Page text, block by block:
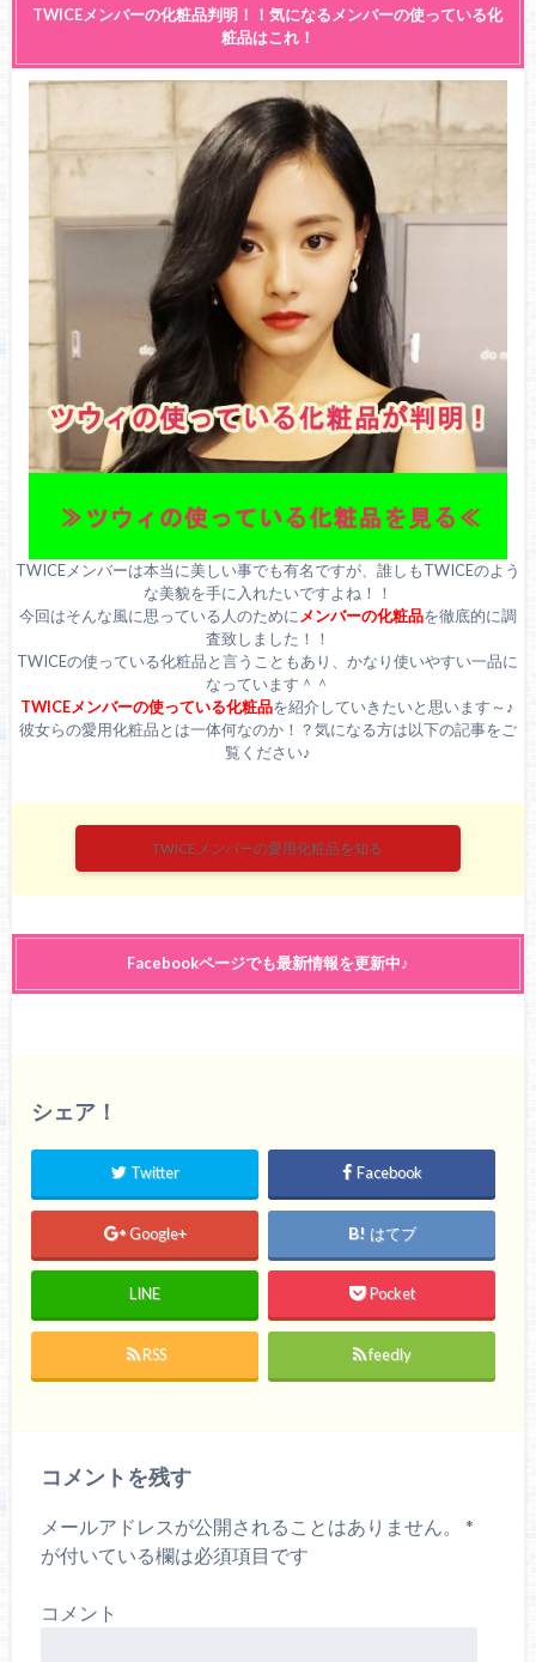
TWICEメンバーの化粧品判明！！気になるメンバーの使っている化
粧品はこれ！
TWICEメンバーは本当に美しい事でも有名ですが、誰しもTWICEのよう
な美貌を手に入れたいですよね！！
今回はそんな風に思っている人のために メンバーの化粧品を徹底的に調
査致しました！！
TWICEの使っている化粧品と言うこともあり、かなり使いやすい一品に
なっています＾＾
TWICEメンバーの使っている化粧品を紹介していきたいと思います～♪
彼女らの愛用化粧品とは一体何なのか！？気になる方は以下の記事をご
覧ください♪
TWICEメンバーの愛用化粧品を知る
Facebookページでも最新情報を更新中♪
シェア！
Twitter Facebook
Google+ はてブ
LINE Pocket
RSS feedly
コメントを残す
メールアドレスが公開されることはありません。
*
が付いている欄は必須項目です
コメント